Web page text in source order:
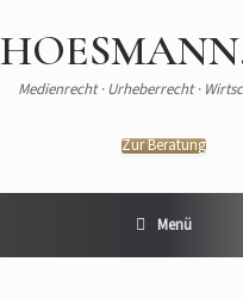
Medienrecht · Urheberrecht ·
Zur Beratung
Menü